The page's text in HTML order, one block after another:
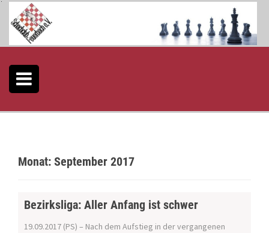
S
Monat: September 2017
Bezirksliga: Aller Anfang ist schwer
19.09.2017 (PS) – Nach dem Aufstieg in der vergangenen